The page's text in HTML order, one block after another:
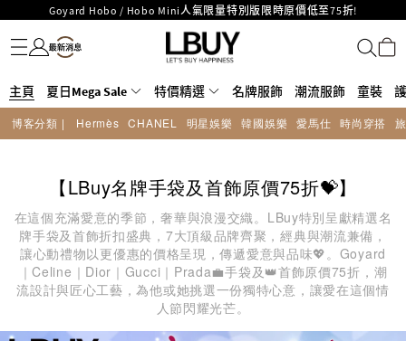
Goyard Hobo / Hobo Mini人氣限量特別版限時原價低至75折!
LBuy呈獻 - Hermès 及 Chanel 手袋及首飾原價低至6折，立即入手!
LBuy Nintendo Switch / Nintendo Switch 2 正規商品零售店登陸MOKO 4樓
重要通告：銀行轉帳及轉數快付款注意事項
購物滿HKD500即享免運費！
LBuy獲香港知識產權署頒發2026《正版正貨承諾》商標
名牌服飾
潮流服飾
童裝
護膚美妝
香水香薰
個人護理
母嬰護理
遊戲及精品玩具
文儀用品
家居生活
電子產品
美食
醫藥保健
運動與戶外用品
主頁 夏日Mega Sale 特價精選 名牌服飾 潮流服飾 童裝
博客分類 | Hermès CHANEL 明星娛樂 韓國娛樂 愛馬仕 時尚穿搭
【LBuy名牌手袋及首飾原價75折💝】
在這個充滿愛意的季節，奢華與浪漫交織。LBuy特別呈獻精選名
牌手袋及首飾折扣盛典，7大頂級品牌齊聚，經典與潮流兼備，
讓心動禮物以更優惠的價格呈現，傳遞愛意與品味💖。Goyard
｜Celine｜Dior｜Gucci｜Prada💼手袋及👑首飾原價75折，潮
流設計與匠心工藝，為他或她挑選一份獨特心意，讓愛在這個情
人節閃耀光芒。